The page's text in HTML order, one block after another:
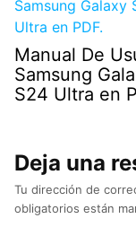
Manual De
Samsung
S24 Ultra en
Deja una
Tu dirección de
obligatorios están